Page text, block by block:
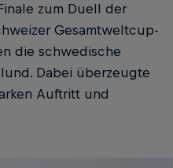
zum Duell der
Gesamtweltcup-
die schwedische
Dabei überzeugte
Auftritt und